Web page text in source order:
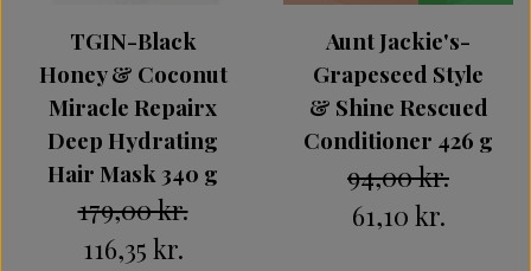
TGIN-Black
Honey & Coconut
Miracle Repairx
Deep Hydrating
Hair Mask 340 g
179,00 kr.
116,35 kr.
Aunt Jackie's-
Grapeseed Style
& Shine Rescued
Conditioner 426 g
94,00 kr.
61,10 kr.